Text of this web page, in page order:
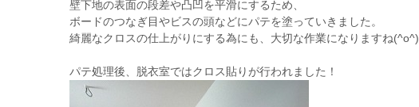
壁下地の表面の段差や凸凹を平滑にするため、
ボードのつなぎ目やビスの頭などにパテを塗っていきました。
綺麗なクロスの仕上がりにする為にも、大切な作業になりますね(^o^)
パテ処理後、脱衣室ではクロス貼りが行われました！